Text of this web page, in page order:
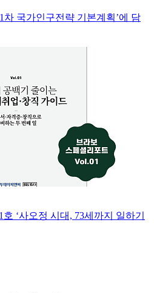
차 국가인구전략 기본계획’에 담
‘사오정 시대, 73세까지 일하기